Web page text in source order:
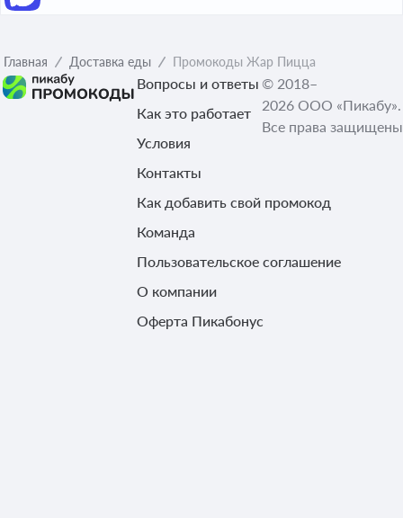
Главная Доставка еды Промокоды Жар Пицца
Вопросы и ответы
Как это работает
Условия
Контакты
Как добавить свой промокод
Команда
Пользовательское соглашение
О компании
Оферта Пикабонус
© 2018–
2026 ООО «Пикабу».
Все права защищены